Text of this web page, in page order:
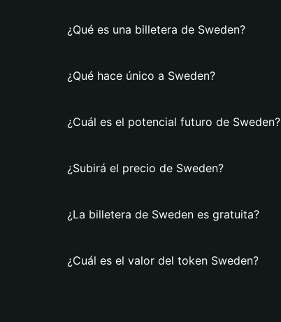
¿Qué es una billetera de Sweden?
¿Qué hace único a Sweden?
¿Cuál es el potencial futuro de Sweden?
¿Subirá el precio de Sweden?
¿La billetera de Sweden es gratuita?
¿Cuál es el valor del token Sweden?